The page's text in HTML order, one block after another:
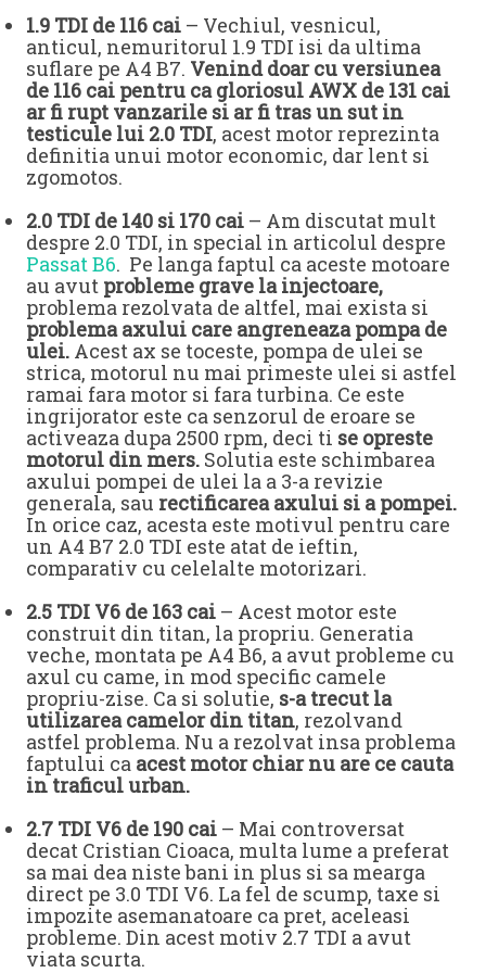
1.9 TDI de 116 cai – Vechiul, vesnicul,
anticul, nemuritorul 1.9 TDI isi da ultima
suflare pe A4 B7. Venind doar cu versiunea
de 116 cai pentru ca gloriosul AWX de 131 cai
ar fi rupt vanzarile si ar fi tras un sut in
testicule lui 2.0 TDI, acest motor reprezinta
definitia unui motor economic, dar lent si
zgomotos.
2.0 TDI de 140 si 170 cai – Am discutat mult
despre 2.0 TDI, in special in articolul despre
Passat B6. Pe langa faptul ca aceste motoare
au avut probleme grave la injectoare,
problema rezolvata de altfel, mai exista si
problema axului care angreneaza pompa de
ulei. Acest ax se toceste, pompa de ulei se
strica, motorul nu mai primeste ulei si astfel
ramai fara motor si fara turbina. Ce este
ingrijorator este ca senzorul de eroare se
activeaza dupa 2500 rpm, deci ti se opreste
motorul din mers. Solutia este schimbarea
axului pompei de ulei la a 3-a revizie
generala, sau rectificarea axului si a pompei.
In orice caz, acesta este motivul pentru care
un A4 B7 2.0 TDI este atat de ieftin,
comparativ cu celelalte motorizari.
2.5 TDI V6 de 163 cai – Acest motor este
construit din titan, la propriu. Generatia
veche, montata pe A4 B6, a avut probleme cu
axul cu came, in mod specific camele
propriu-zise. Ca si solutie, s-a trecut la
utilizarea camelor din titan, rezolvand
astfel problema. Nu a rezolvat insa problema
faptului ca acest motor chiar nu are ce cauta
in traficul urban.
2.7 TDI V6 de 190 cai – Mai controversat
decat Cristian Cioaca, multa lume a preferat
sa mai dea niste bani in plus si sa mearga
direct pe 3.0 TDI V6. La fel de scump, taxe si
impozite asemanatoare ca pret, aceleasi
probleme. Din acest motiv 2.7 TDI a avut
viata scurta.